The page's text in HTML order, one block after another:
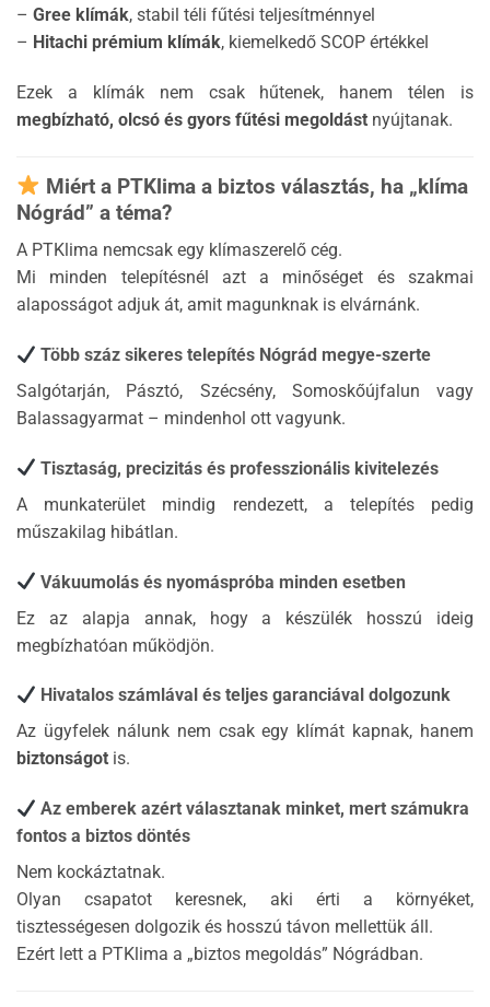
– Gree klímák, stabil téli fűtési teljesítménnyel
– Hitachi prémium klímák, kiemelkedő SCOP értékkel
Ezek a klímák nem csak hűtenek, hanem télen is
megbízható, olcsó és gyors fűtési megoldást nyújtanak.
Miért a PTKlima a biztos választás, ha „klíma
Nógrád” a téma?
A PTKlima nemcsak egy klímaszerelő cég.
Mi minden telepítésnél azt a minőséget és szakmai
alaposságot adjuk át, amit magunknak is elvárnánk.
Több száz sikeres telepítés Nógrád megye-szerte
Salgótarján, Pásztó, Szécsény, Somoskőújfalun vagy
Balassagyarmat – mindenhol ott vagyunk.
Tisztaság, precizitás és professzionális kivitelezés
A munkaterület mindig rendezett, a telepítés pedig
műszakilag hibátlan.
Vákuumolás és nyomáspróba minden esetben
Ez az alapja annak, hogy a készülék hosszú ideig
megbízhatóan működjön.
Hivatalos számlával és teljes garanciával dolgozunk
Az ügyfelek nálunk nem csak egy klímát kapnak, hanem
biztonságot is.
Az emberek azért választanak minket, mert számukra
fontos a biztos döntés
Nem kockáztatnak.
Olyan csapatot keresnek, aki érti a környéket,
tisztességesen dolgozik és hosszú távon mellettük áll.
Ezért lett a PTKlima a „biztos megoldás” Nógrádban.